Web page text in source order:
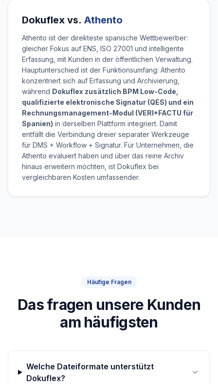
Dokuflex vs. Athento
Athento ist der direkteste spanische Wettbewerber:
gleicher Fokus auf ENS, ISO 27001 und intelligente
Erfassung, mit Kunden in der öffentlichen Verwaltung.
Hauptunterschied ist der Funktionsumfang: Athento
konzentriert sich auf Erfassung und Archivierung,
während Dokuflex zusätzlich BPM Low-Code,
qualifizierte elektronische Signatur (QES) und ein
Rechnungsmanagement-Modul (VERI*FACTU für
Spanien) in derselben Plattform integriert. Damit
entfällt die Verbindung dreier separater Werkzeuge
für DMS + Workflow + Signatur. Für Unternehmen, die
Athento evaluiert haben und über das reine Archiv
hinaus erweitern möchten, ist Dokuflex bei
vergleichbaren Kosten umfassender.
Häufige Fragen
Das fragen unsere Kunden
am häufigsten
Welche Dateiformate unterstützt
Dokuflex?